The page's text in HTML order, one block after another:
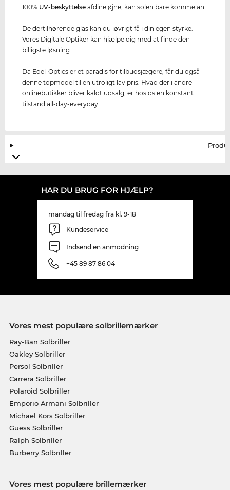
100% UV-beskyttelse afdine øjne, kan solen bare komme an.
De dertilhørende glas kan du iøvrigt få i din egen styrke.
Vores Digitale Optiker kan hjælpe dig med at finde den
billigste løsning.
Da Edel-Optics er et paradis for tilbudsjægere, får du også
denne topmodel til en utroligt lav pris. Hvad der i andre
onlinebutikker bliver kaldt udsalg, er hos os en konstant
tilstand all-day-everyday.
HAR DU BRUG FOR HJÆLP?
mandag til fredag fra kl. 9-18
Kundeservice
Indsend en anmodning
+45 89 87 86 04
Vores mest populære solbrillemærker
Ray-Ban Solbriller
Oakley Solbriller
Persol Solbriller
Carrera Solbriller
Polaroid Solbriller
Emporio Armani Solbriller
Michael Kors Solbriller
Guess Solbriller
Ralph Solbriller
Burberry Solbriller
Vores mest populære brillemærker